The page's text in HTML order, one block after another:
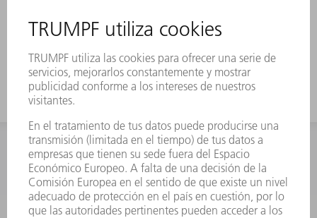
Las modificaciones de los útiles están
INFORMACIÓN
Preguntas más frecuentes
Condiciones generales de venta
CONTACTO